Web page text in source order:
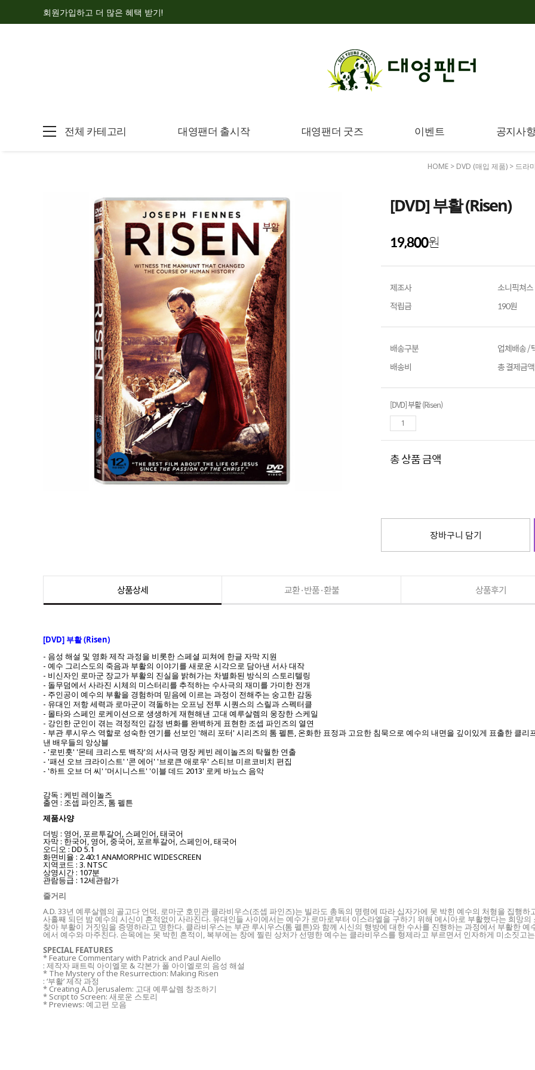
회원가입하고 더 많은 혜택 받기!
전체 카테고리 대영팬더 출시작 대영팬더 굿즈 이벤트 공지사
HOME > DVD (매입 제품) > 드라
[DVD] 부활 (Risen)
19,800원
제조사
소니픽쳐스
적립금
190원
배송구분
업체배송 /
배송비
총 결제금
[DVD] 부활 (Risen)
총 상품 금액
장바구니 담기
상품상세 교환·반품·환불 상품후기
[DVD] 부활 (Risen)
- 음성 해설 및 영화 제작 과정을 비롯한 스페셜 피쳐에 한글 자막 지원
- 예수 그리스도의 죽음과 부활의 이야기를 새로운 시각으로 담아낸 서사 대작
- 비신자인 로마군 장교가 부활의 진실을 밝혀가는 차별화된 방식의 스토리텔링
- 돌무덤에서 사라진 시체의 미스터리를 추적하는 수사극의 재미를 가미한 전개
- 주인공이 예수의 부활을 경험하며 믿음에 이르는 과정이 전해주는 숭고한 감동
- 유대인 저항 세력과 로마군이 격돌하는 오프닝 전투 시퀀스의 스릴과 스펙터클
- 몰타와 스페인 로케이션으로 생생하게 재현해낸 고대 예루살렘의 웅장한 스케일
- 강인한 군인이 겪는 격정적인 감정 변화를 완벽하게 표현한 조셉 파인즈의 열연
- 부관 루시우스 역할로 성숙한 연기를 선보인 '해리 포터' 시리즈의 톰 펠튼, 온화한 표정과 고요한 침묵으로 예수의 내면을 깊이있게 표출한 클
낸 배우들의 앙상블
- '로빈훗' '몬테 크리스토 백작'의 서사극 명장 케빈 레이놀즈의 탁월한 연출
- '패션 오브 크라이스트' '콘 에어' '브로큰 애로우' 스티브 미르코비치 편집
- '하트 오브 더 씨' '머시니스트' '이블 데드 2013' 로케 바뇨스 음악
감독 : 케빈 레이놀즈
출연 : 조셉 파인즈, 톰 펠튼
제품사양
더빙 : 영어, 포르투갈어, 스페인어, 태국어
자막 : 한국어, 영어, 중국어, 포르투갈어, 스페인어, 태국어
오디오 : DD 5.1
화면비율 : 2.40:1 ANAMORPHIC WIDESCREEN
지역코드 : 3. NTSC
상영시간 : 107분
관람등급 : 12세관람가
줄거리
A.D. 33년 예루살렘의 골고다 언덕. 로마군 호민관 클라비우스(조셉 파인즈)는 빌라도 총독의 명령에 따라 십자가에 못 박힌 예수의 처형을 집행
사흘째 되던 밤 예수의 시신이 흔적없이 사라진다. 유대인들 사이에서는 예수가 로마로부터 이스라엘을 구하기 위해 메시아로 부활했다는 희망
찾아 부활이 거짓임을 증명하라고 명한다. 클라비우스는 부관 루시우스(톰 펠튼)와 함께 시신의 행방에 대한 수사를 진행하는 과정에서 부활한
에서 예수와 마주친다. 손목에는 못 박힌 흔적이, 복부에는 창에 찔린 상처가 선명한 예수는 클라비우스를 형제라고 부르면서 인자하게 미소짓고
SPECIAL FEATURES
* Feature Commentary with Patrick and Paul Aiello
: 제작자 패트릭 아이엘로 & 각본가 폴 아이엘로의 음성 해설
* The Mystery of the Resurrection: Making Risen
: ‘부활’ 제작 과정
* Creating A.D. Jerusalem: 고대 예루살렘 창조하기
* Script to Screen: 새로운 스토리
* Previews: 예고편 모음